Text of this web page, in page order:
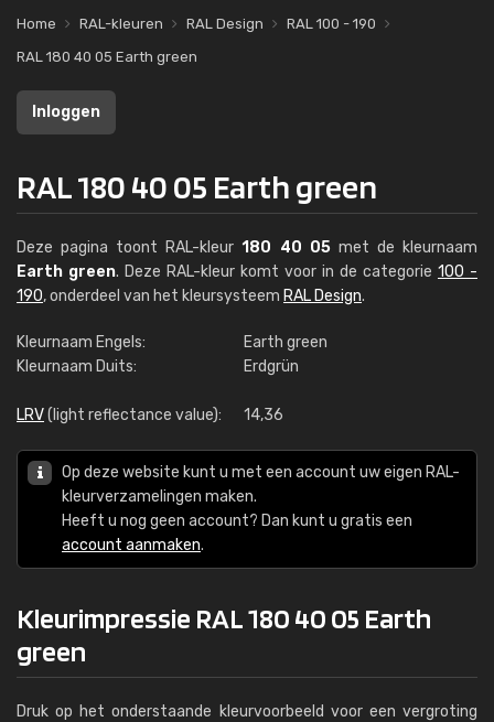
Home RAL-kleuren RAL Design
RAL 100 - 190
RAL 180 40 05 Earth green
Inloggen
RAL 180 40 05 Earth green
Deze pagina toont RAL-kleur180 40 05met de kleurnaam
Earth green. Deze RAL-kleur komt voor in de categorie 100 -
190, onderdeel van het kleursysteem RAL Design.
Kleurnaam Engels:
Earth green
Kleurnaam Duits:
Erdgrün
LRV(light reflectance value): 14,36
Op deze website kunt u met een account uw eigen RAL-
kleurverzamelingen maken.
Heeft u nog geen account? Dan kunt u gratis een
account aanmaken.
Kleurimpressie RAL 180 40 05 Earth
green
Druk op het onderstaande kleurvoorbeeld voor een vergroting